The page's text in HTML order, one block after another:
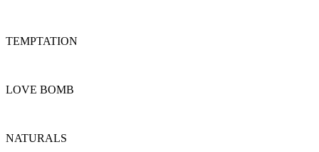
TEMPTATION
LOVE BOMB
NATURALS